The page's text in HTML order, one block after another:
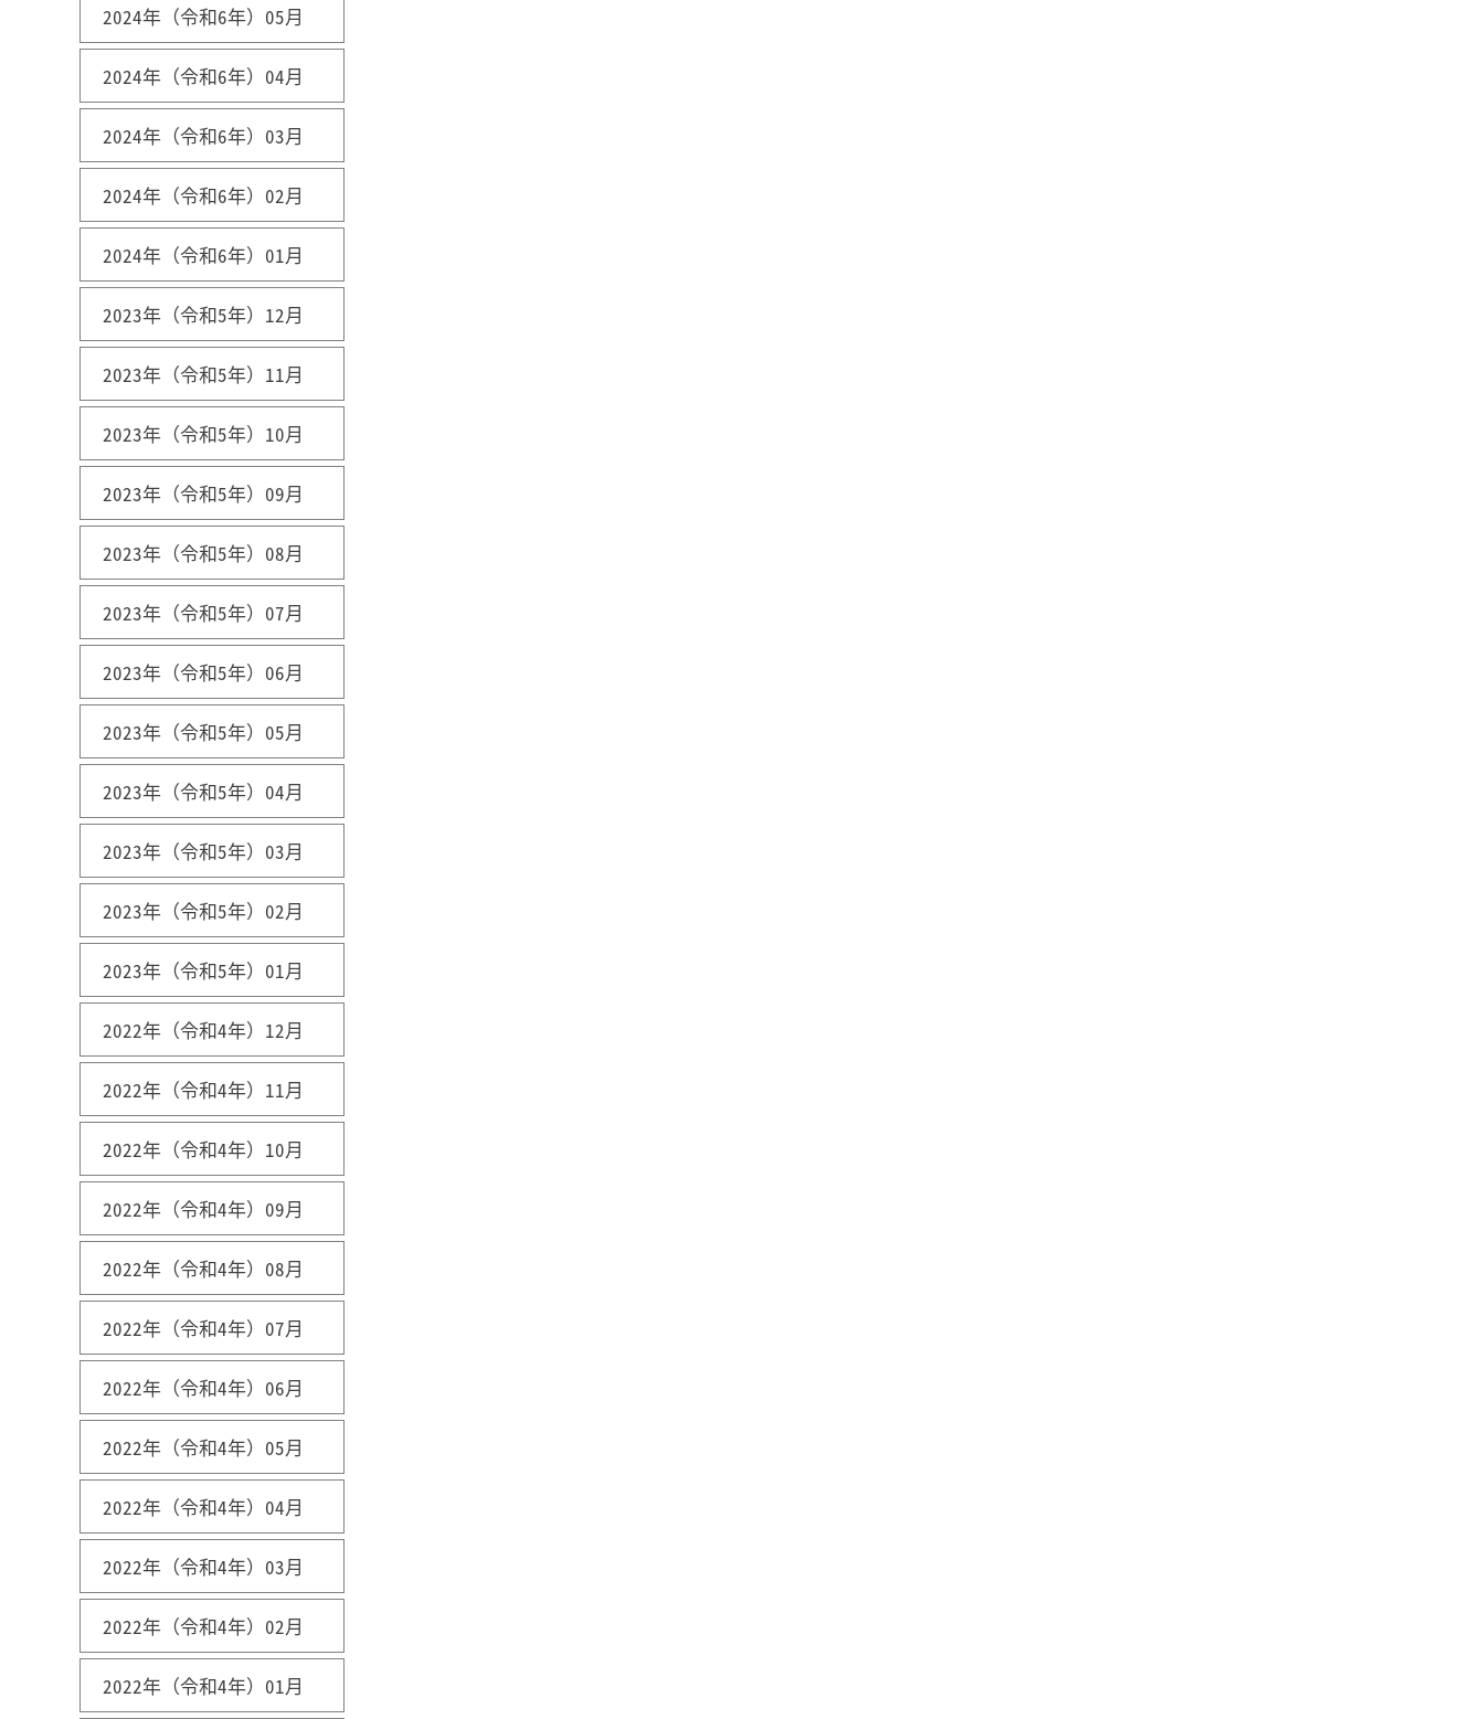
2024年（令和6年）05月
2024年（令和6年）04月
2024年（令和6年）03月
2024年（令和6年）02月
2024年（令和6年）01月
2023年（令和5年）12月
2023年（令和5年）11月
2023年（令和5年）10月
2023年（令和5年）09月
2023年（令和5年）08月
2023年（令和5年）07月
2023年（令和5年）06月
2023年（令和5年）05月
2023年（令和5年）04月
2023年（令和5年）03月
2023年（令和5年）02月
2023年（令和5年）01月
2022年（令和4年）12月
2022年（令和4年）11月
2022年（令和4年）10月
2022年（令和4年）09月
2022年（令和4年）08月
2022年（令和4年）07月
2022年（令和4年）06月
2022年（令和4年）05月
2022年（令和4年）04月
2022年（令和4年）03月
2022年（令和4年）02月
2022年（令和4年）01月